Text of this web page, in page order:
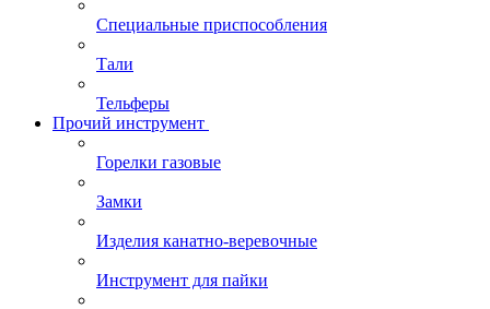
Специальные приспособления
Тали
Тельферы
Прочий инструмент
Горелки газовые
Замки
Изделия канатно-веревочные
Инструмент для пайки